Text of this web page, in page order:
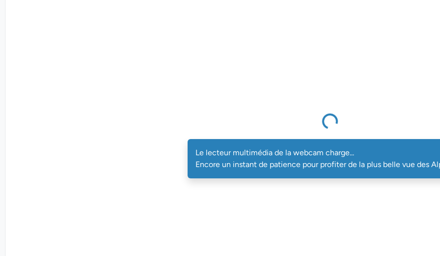
Le lecteur multimédia de la webcam charge...
Le lecteur multimédia de la webcam charge...
Encore un instant de patience pour profiter de la plus belle vue des